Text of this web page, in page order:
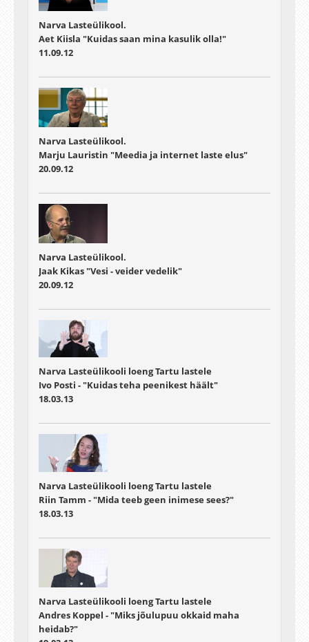
Narva Lasteülikool.
Aet Kiisla "Kuidas saan mina kasulik olla!"
11.09.12
Narva Lasteülikool.
Marju Lauristin "Meedia ja internet laste elus"
20.09.12
Narva Lasteülikool.
Jaak Kikas "Vesi - veider vedelik"
20.09.12
Narva Lasteülikooli loeng Tartu lastele
Ivo Posti - "Kuidas teha peenikest häält"
18.03.13
Narva Lasteülikooli loeng Tartu lastele
Riin Tamm - "Mida teeb geen inimese sees?"
18.03.13
Narva Lasteülikooli loeng Tartu lastele
Andres Koppel - "Miks jõulupuu okkaid maha
heidab?"